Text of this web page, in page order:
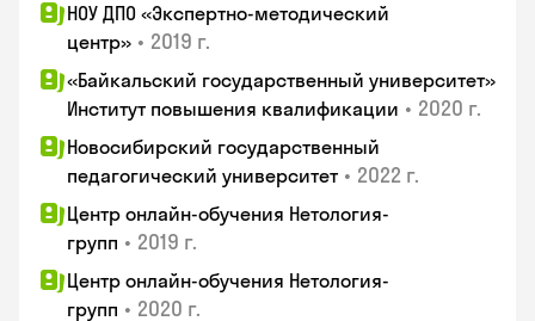
НОУ ДПО «Экспертно-методический
центр» • 2019 г.
«Байкальский государственный университет»
Институт повышения квалификации • 2020 г.
Новосибирский государственный
педагогический университет • 2022 г.
Центр онлайн-обучения Нетология-
групп • 2019 г.
Центр онлайн-обучения Нетология-
групп • 2020 г.